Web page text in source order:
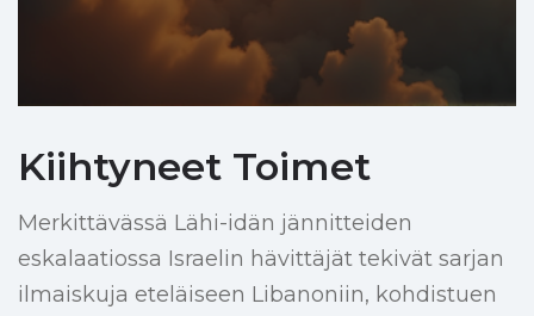
Kiihtyneet Toimet
Merkittävässä Lähi-idän jännitteiden
eskalaatiossa Israelin hävittäjät tekivät sarjan
ilmaiskuja eteläiseen Libanoniin, kohdistuen